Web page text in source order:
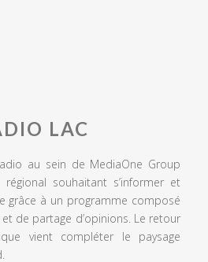
LAC
au sein de MediaOne Group
souhaitant s’informer et
grâce à un programme composé
de partage d’opinions. Le retour
vient compléter le paysage